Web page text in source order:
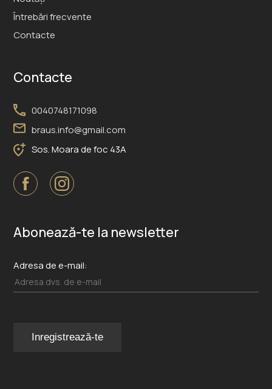
Întrebări frecvente
Contacte
Contacte
0040748171098
braus.info@gmail.com
Sos. Moara de foc 43A
Abonează-te la newsletter
Adresa de e-mail: